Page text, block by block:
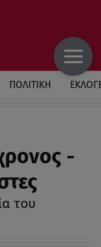
ΠΟΛΙΤΙΚΗ
-
του